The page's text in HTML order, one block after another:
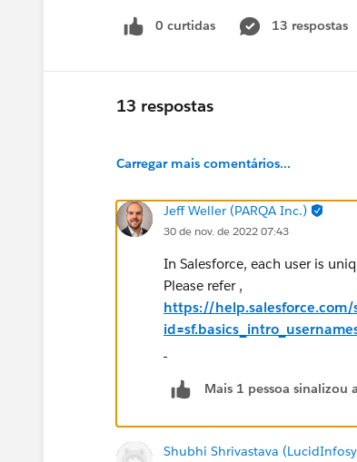
0 curtidas 13 respostas
13 respostas
Carregar mais comentários...
Jeff Weller (PARQA Inc.)
30 de nov. de 2022 07:43
In Salesforce, each user is
Please refer ,
https://help.salesforce.com/
Mais 1 pessoa sinalizou
Shubhi Shrivastava